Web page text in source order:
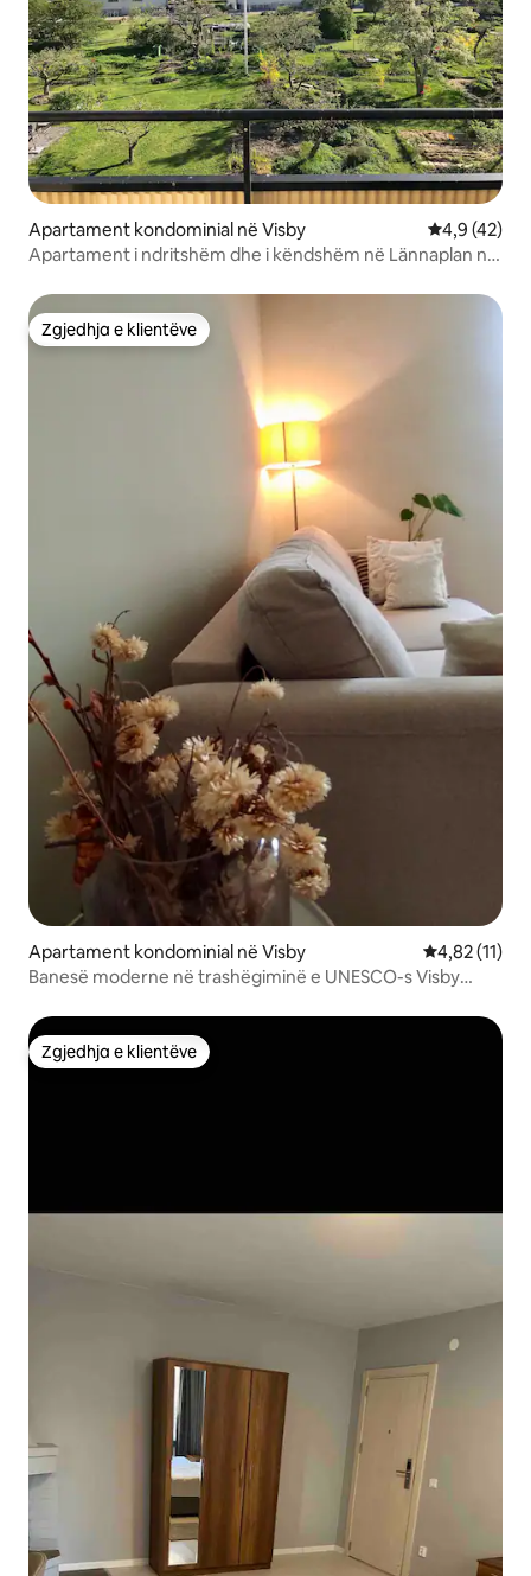
Apartament kondominial në Visby Vlerësimi
4,9 (42)
Apartament i ndritshëm dhe i këndshëm në Lännaplan në
Zgjedhja e klientëve
Zgjedhja e klientëve
Apartament kondominial në Visby Vlerësimi
4,82 (11)
Banesë moderne në trashëgiminë e UNESCO-s Visby
Zgjedhja e klientëve
Zgjedhja e klientëve